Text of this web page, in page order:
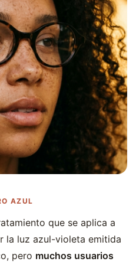
AZUL
que se aplica a
la luz azul-violeta emitida
pero muchos usuarios